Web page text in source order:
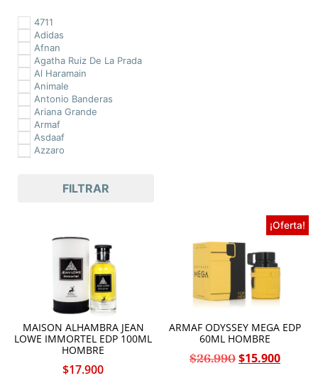
887 ml
90 ml
96 ml
4711
Adidas
Afnan
Agatha Ruiz De La Prada
Al Haramain
Animale
Antonio Banderas
Ariana Grande
Armaf
Asdaaf
Azzaro
Britney Spears
Calvin Klein
Carolina Herrera
Clinique
Davidoff
Denim
Diesel
Dior
Dolce & Gabbana
FILTRAR
MAISON ALHAMBRA JEAN
LOWE IMMORTEL EDP 100ML
HOMBRE
$17.900
¡Oferta!
ARMAF ODYSSEY MEGA EDP
60ML HOMBRE
$26.990 $15.900